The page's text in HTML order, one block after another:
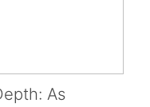
As